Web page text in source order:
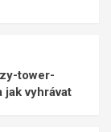
tower-
jak vyhrávat